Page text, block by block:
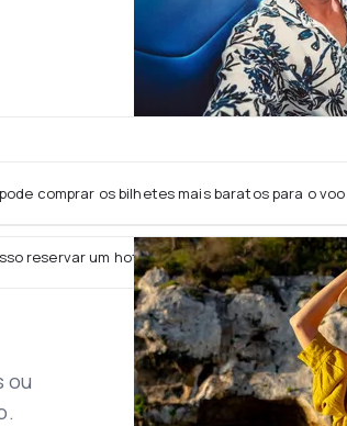
comprar os bilhetes mais baratos para o voo
reservar um hotel junto com o voo Alrosa Air?
ou